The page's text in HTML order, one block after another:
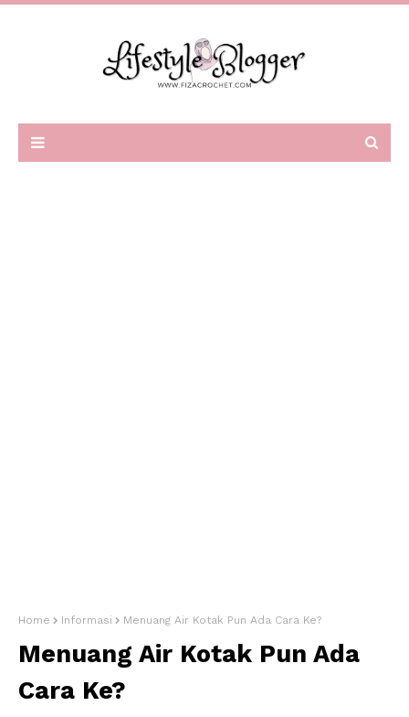
Home Informasi Menuang Air Kotak Pun Ada Cara Ke?
Menuang Air Kotak Pun Ada
Cara Ke?